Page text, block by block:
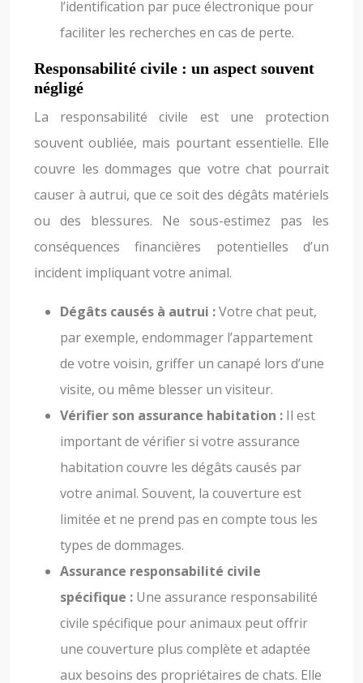
l’identification par puce électronique pour
faciliter les recherches en cas de perte.
Responsabilité civile : un aspect souvent
négligé
La responsabilité civile est une protection
souvent oubliée, mais pourtant essentielle. Elle
couvre les dommages que votre chat pourrait
causer à autrui, que ce soit des dégâts matériels
ou des blessures. Ne sous-estimez pas les
conséquences financières potentielles d’un
incident impliquant votre animal.
Dégâts causés à autrui :Votre chat peut,
par exemple, endommager l’appartement
de votre voisin, griffer un canapé lors d’une
visite, ou même blesser un visiteur.
Vérifier son assurance habitation : Il est
important de vérifier si votre assurance
habitation couvre les dégâts causés par
votre animal. Souvent, la couverture est
limitée et ne prend pas en compte tous les
types de dommages.
Assurance responsabilité civile
spécifique : Une assurance responsabilité
civile spécifique pour animaux peut offrir
une couverture plus complète et adaptée
aux besoins des propriétaires de chats. Elle